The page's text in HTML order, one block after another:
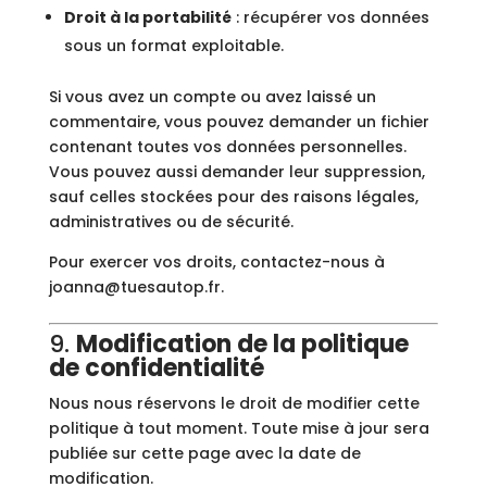
Droit à la portabilité: récupérer vos données
sous un format exploitable.
Si vous avez un compte ou avez laissé un
commentaire, vous pouvez demander un fichier
contenant toutes vos données personnelles.
Vous pouvez aussi demander leur suppression,
sauf celles stockées pour des raisons légales,
administratives ou de sécurité.
Pour exercer vos droits, contactez-nous à
joanna@tuesautop.fr.
9. Modification de la politique
de confidentialité
Nous nous réservons le droit de modifier cette
politique à tout moment. Toute mise à jour sera
publiée sur cette page avec la date de
modification.